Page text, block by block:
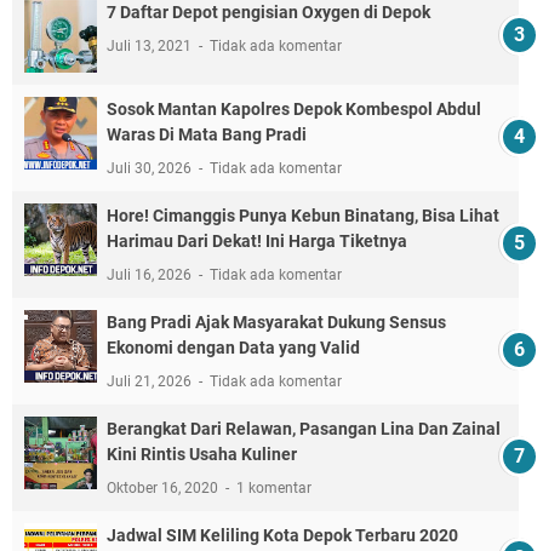
7 Daftar Depot pengisian Oxygen di Depok
Juli 13, 2021 Tidak ada komentar
Sosok Mantan Kapolres Depok Kombespol Abdul
Waras Di Mata Bang Pradi
Juli 30, 2026 Tidak ada komentar
Hore! Cimanggis Punya Kebun Binatang, Bisa Lihat
Harimau Dari Dekat! Ini Harga Tiketnya
Juli 16, 2026 Tidak ada komentar
Bang Pradi Ajak Masyarakat Dukung Sensus
Ekonomi dengan Data yang Valid
Juli 21, 2026 Tidak ada komentar
Berangkat Dari Relawan, Pasangan Lina Dan Zainal
Kini Rintis Usaha Kuliner
Oktober 16, 2020 1 komentar
Jadwal SIM Keliling Kota Depok Terbaru 2020